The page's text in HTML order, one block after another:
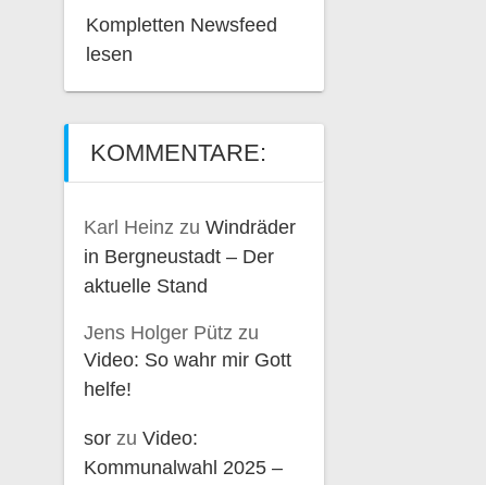
Kompletten Newsfeed
lesen
KOMMENTARE:
Karl Heinz zu Windräder
in Bergneustadt – Der
aktuelle Stand
Jens Holger Pütz zu
Video: So wahr mir Gott
helfe!
sorzu Video:
Kommunalwahl 2025 –